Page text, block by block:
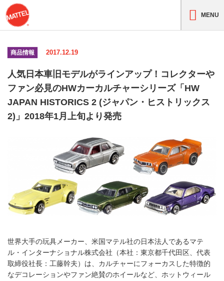
MENU
商品情報 2017.12.19
人気日本車旧モデルがラインアップ！コレクターや
ファン必見のHWカーカルチャーシリーズ「HW
JAPAN HISTORICS 2 (ジャパン・ヒストリックス
2)」2018年1月上旬より発売
世界大手の玩具メーカー、米国マテル社の日本法人であるマテ
ル・インターナショナル株式会社（本社：東京都千代田区、代表
取締役社長：工藤幹夫）は、カルチャーにフォーカスした特徴的
なデコレーションやファン絶賛のホイールなど、ホットウィール